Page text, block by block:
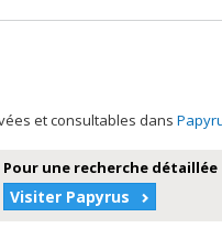
et consultables dans
Pour une recherche détaillée
Visiter Papyrus